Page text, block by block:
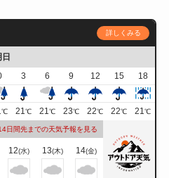
詳しくみる
日
3 6 9 12 15
18
℃ 21℃ 21℃ 23℃ 22℃ 22℃ 21℃
日間先までの天気予報を見る
12(水) 13(木) 14(金)